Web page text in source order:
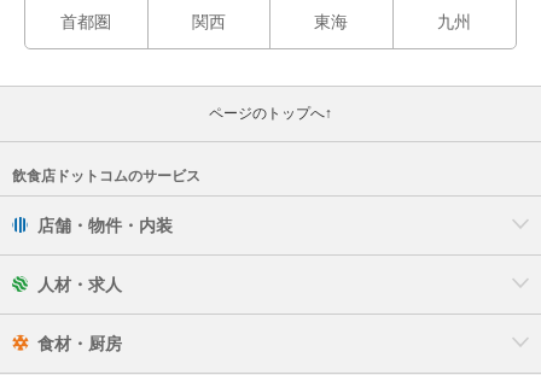
首都圏 関西 東海 九州
ページのトップへ↑
飲食店ドットコムのサービス
店舗・物件・内装
人材・求人
食材・厨房